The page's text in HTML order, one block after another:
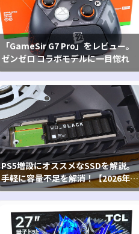
「GameSir G7 Pro」をレビュー。
ゼンゼロ コラボモデルに一目惚れ
PS5増設にオススメなSSDを解説。
手軽に容量不足を解消！【2026年最
新、PS5 Proにも対応】